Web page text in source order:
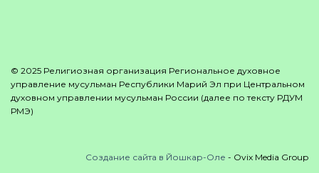
© 2025 Религиозная организация Региональное духовное
управление мусульман Республики Марий Эл при Центральном
духовном управлении мусульман России (далее по тексту РДУМ
РМЭ)
Создание сайта в Йошкар-Оле - Ovix Media Group